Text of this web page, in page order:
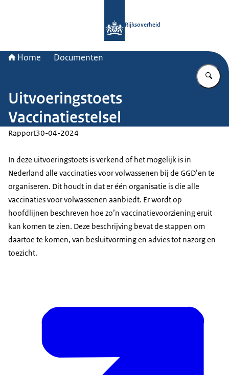
Rijksoverheid
Home Documenten
Uitvoeringstoets
Vaccinatiestelsel
Rapport30-04-2024
In deze uitvoeringstoets is verkend of het mogelijk is in
Nederland alle vaccinaties voor volwassenen bij de GGD’en te
organiseren. Dit houdt in dat er één organisatie is die alle
vaccinaties voor volwassenen aanbiedt. Er wordt op
hoofdlijnen beschreven hoe zo’n vaccinatievoorziening eruit
kan komen te zien. Deze beschrijving bevat de stappen om
daartoe te komen, van besluitvorming en advies tot nazorg en
toezicht.